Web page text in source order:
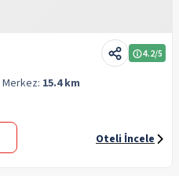
4.2/5
Merkez: 15.4 km
Oteli İncele